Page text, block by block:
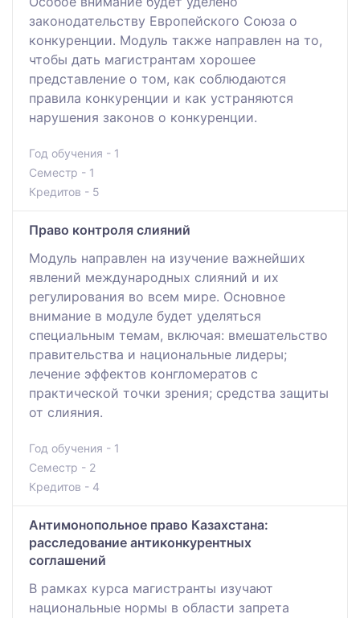
законодательству Европейского Союза о
конкуренции. Модуль также направлен на то,
чтобы дать магистрантам хорошее
представление о том, как соблюдаются
правила конкуренции и как устраняются
нарушения законов о конкуренции.
Год обучения - 1
Семестр - 1
Кредитов - 5
Право контроля слияний
Модуль направлен на изучение важнейших
явлений международных слияний и их
регулирования во всем мире. Основное
внимание в модуле будет уделяться
специальным темам, включая: вмешательство
правительства и национальные лидеры;
лечение эффектов конгломератов с
практической точки зрения; средства защиты
от слияния.
Год обучения - 1
Семестр - 2
Кредитов - 4
Антимонопольное право Казахстана:
расследование антиконкурентных
соглашений
В рамках курса магистранты изучают
национальные нормы в области запрета